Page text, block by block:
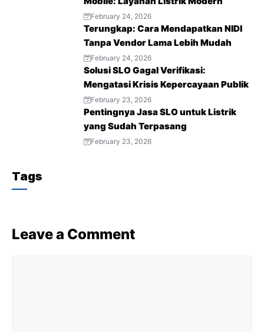
a
m
e
s
t
February 24, 2026
Terungkap: Cara Mendapatkan NIDI
Tanpa Vendor Lama Lebih Mudah
February 24, 2026
Solusi SLO Gagal Verifikasi:
Mengatasi Krisis Kepercayaan Publik
February 23, 2026
Pentingnya Jasa SLO untuk Listrik
yang Sudah Terpasang
February 23, 2026
Tags
Leave a Comment